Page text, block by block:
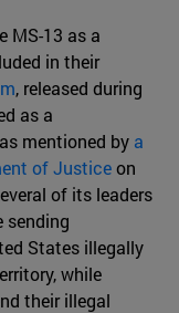
MS-13 as a
in their
, released during
as a
mentioned by a
of Justiceon
of its leaders
sending
States illegally
while
their illegal